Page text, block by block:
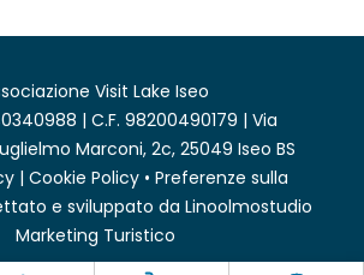
Visit Lake Iseo
| C.F. 98200490179 | Via
Marconi, 2c, 25049 Iseo BS
| Cookie Policy • Preferenze sulla
e sviluppato da Linoolmostudio
Marketing Turistico